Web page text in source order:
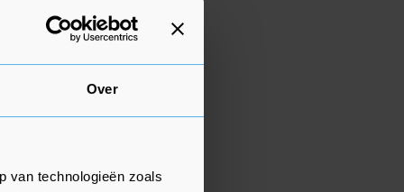
Over
van technologieën zoals